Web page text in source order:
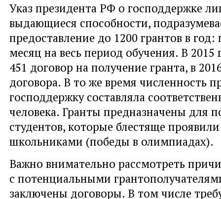
Указ президента РФ о господдержке
выдающиеся способности,
предоставление до 1200 грантов в год:
месяц на весь период обучения. В 2015
451 договор на получение гранта, в
договора. В то же время численность
господдержку составляла
человека. Гранты предназначены для
студентов, которые блестяще
школьниками (победы в олимпиадах).
Важно внимательно рассмотреть
с потенциальными
заключены договоры. В том числе